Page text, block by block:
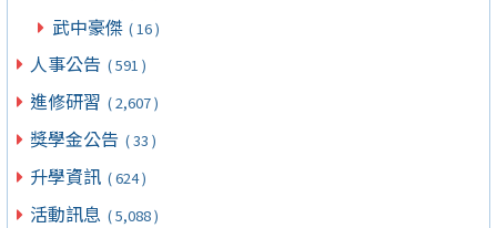
武中豪傑 ( 16 )
人事公告 ( 591 )
進修研習 ( 2,607 )
獎學金公告 ( 33 )
升學資訊 ( 624 )
活動訊息 ( 5,088 )